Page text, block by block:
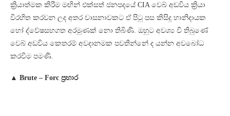
ක්‍රියාත්මක කිරීම මඟින් එක්සත් ජනපදයේ CIA වෙබ් අඩවිය ක්‍රියා
විරහිත කරවන ලද අතර වාසනාවකට ඒ පිටු පස කිසිදු හානිදායක
හෝ ද්වේෂසහගත අරමුණක් නො තිබිණි. ඔහුට අවශ්‍ය වී තිබුණේ
වෙබ් අඩවිය කෙතරම් අවදානමක පවතින්නේ ද යන්න අවබෝධ
කරවීම පමණි.
▲ Brute – Forc ප්‍රහාර